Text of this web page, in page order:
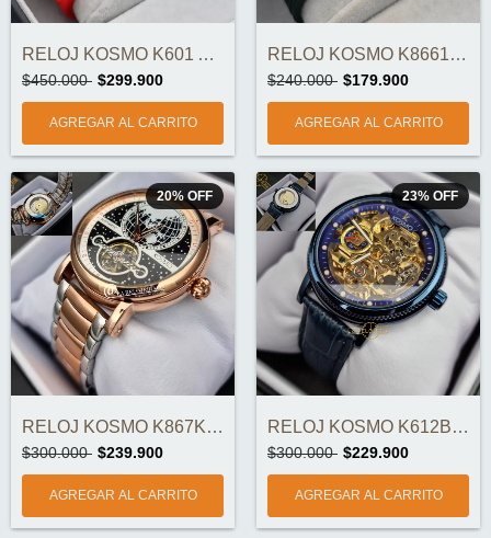
RELOJ KOSMO K601 AUTOMÁTICO ORIGINAL
$450.000 $299.900
RELOJ KOSMO K8661 AUTOMÁTICO ORIGINAL
$240.000 $179.900
20%OFF
RELOJ KOSMO K867K AUTOMÁTICO ORIGINAL
$300.000 $239.900
23% OFF
RELOJ KOSMO K612B AUTOMÁTICO ORIGINAL
$300.000 $229.900